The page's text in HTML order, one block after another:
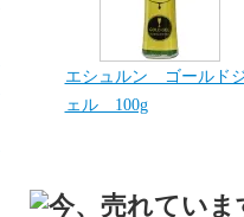
エシュルン ゴールド
ェル 100g